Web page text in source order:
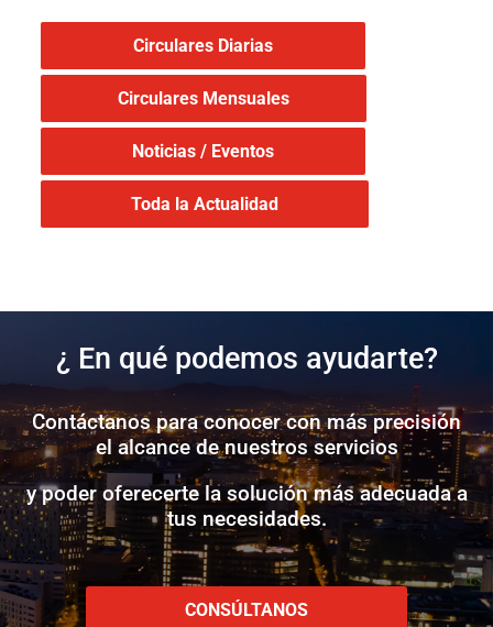
Circulares Diarias
Circulares Mensuales
Noticias / Eventos
Toda la Actualidad
¿ En qué podemos ayudarte?
Contáctanos para conocer con más precisión
el alcance de nuestros servicios
y poder oferecerte la solución más adecuada a
tus necesidades.
CONSÚLTANOS